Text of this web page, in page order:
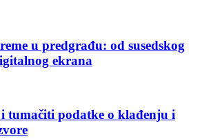
u predgrađu: od susedskog
ekrana
tumačiti podatke o klađenju i